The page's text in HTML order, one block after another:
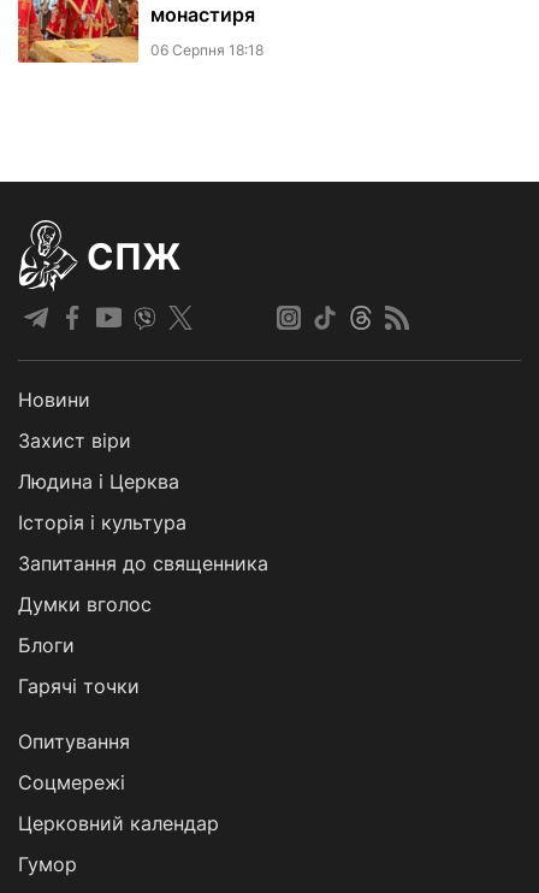
монастиря
06 Серпня 18:18
СПЖ
Новини
Захист віри
Людина і Церква
Історія і культура
Запитання до священника
Думки вголос
Блоги
Гарячі точки
Опитування
Соцмережі
Церковний календар
Гумор